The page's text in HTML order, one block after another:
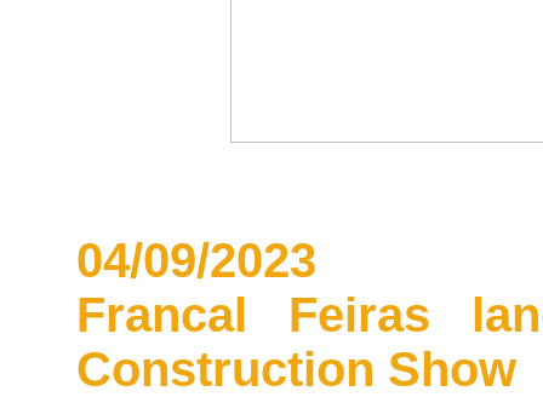
04/09/2023
Francal Feiras
Construction Show